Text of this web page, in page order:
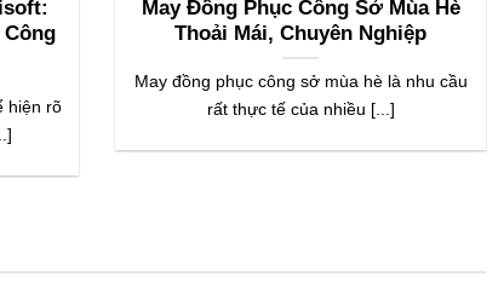
hiện rõ
May Đồng Phục Công Sở Mùa Hè
Thoải Mái, Chuyên Nghiệp
May đồng phục công sở mùa hè là nhu cầu
rất thực tế của nhiều [...]